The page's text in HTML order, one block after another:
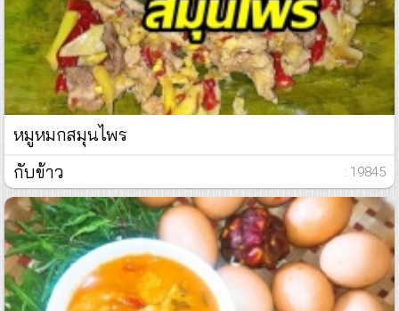
หมูหมกสมุนไพร
กับข้าว
: 19845